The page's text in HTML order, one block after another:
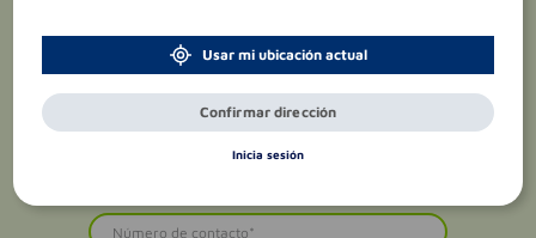
Usar mi ubicación actual
Confirmar dirección
Inicia sesión